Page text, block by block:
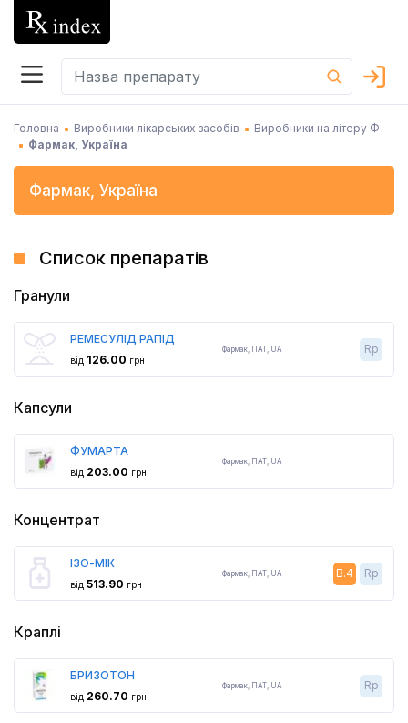
Головна Виробники лікарських засобів
Виробники на літеру Ф
Фармак, Україна
Фармак, Україна
Список препаратів
Гранули
РЕМЕСУЛІД РАПІД
від 126.00 грн
Фармак, ПАТ, UA Rp
Капсули
ФУМАРТА
від 203.00 грн
Фармак, ПАТ, UA
Концентрат
ІЗО-МІК
від 513.90 грн
Фармак, ПАТ, UA B.4 Rp
Краплі
БРИЗОТОН
від 260.70 грн
Фармак, ПАТ, UA Rp